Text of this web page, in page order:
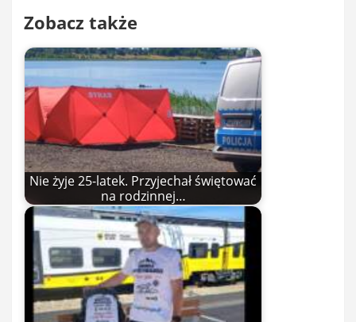
Zobacz także
Nie żyje 25-latek. Przyjechał świętować
na rodzinnej…